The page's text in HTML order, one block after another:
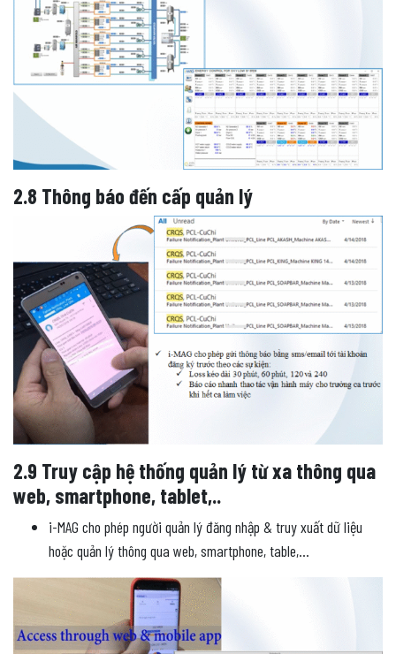
2.8 Thông báo đến cấp quản lý
2.9 Truy cập hệ thống quản lý từ xa thông qua
web, smartphone, tablet,..
i-MAG cho phép người quản lý đăng nhập & truy xuất dữ liệu
hoặc quản lý thông qua web, smartphone, table,…